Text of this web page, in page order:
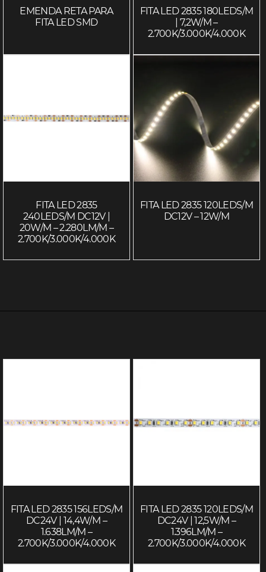
EMENDA RETA PARA
FITA LED SMD
FITA LED 2835 180LEDS/M
| 7,2W/M –
2.700K/3.000K/4.000K
FITA LED 2835
240LEDS/M DC12V |
20W/M – 2.280LM/M –
2.700K/3.000K/4.000K
FITA LED 2835 120LEDS/M
DC12V – 12W/M
FITA LED 2835 156LEDS/M
DC24V | 14,4W/M –
1.638LM/M –
2.700K/3.000K/4.000K
FITA LED 2835 120LEDS/M
DC24V | 12,5W/M –
1.396LM/M –
2.700K/3.000K/4.000K